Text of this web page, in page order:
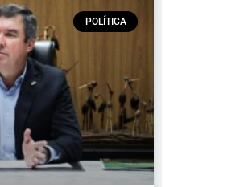
POLÍTICA